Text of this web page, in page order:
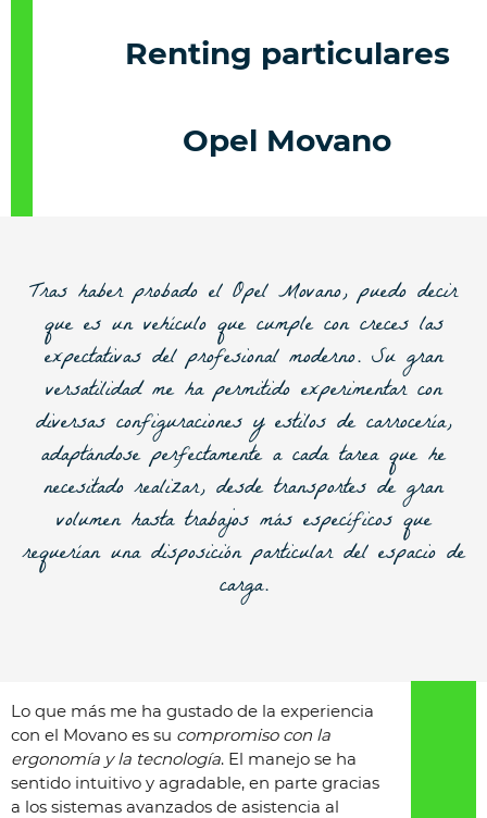
Renting particulares
Opel Movano
Tras haber probado el Opel Movano, puedo decir
que es un vehículo que cumple con creces las
expectativas del profesional moderno. Su gran
versatilidad me ha permitido experimentar con
diversas configuraciones y estilos de carrocería,
adaptándose perfectamente a cada tarea que he
necesitado realizar, desde transportes de gran
volumen hasta trabajos más específicos que
requerían una disposición particular del espacio de
carga.
Lo que más me ha gustado de la experiencia
con el Movano es su compromiso con la
ergonomía y la tecnología. El manejo se ha
sentido intuitivo y agradable, en parte gracias
a los sistemas avanzados de asistencia al